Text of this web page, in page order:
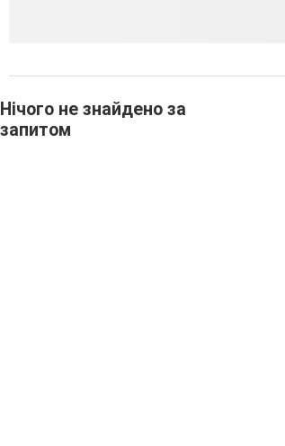
Нічого не знайдено за
запитом